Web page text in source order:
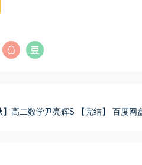
高二数学尹亮辉S 【完结】 百度网